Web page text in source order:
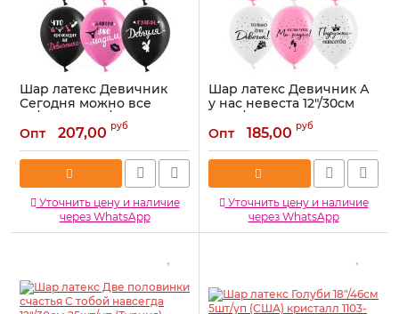
Шар латекс Девичник
Сегодня можно все
12"/30см 25шт/уп (Китай)
18+ 612920
Артикул: 612920
Опт 207,00 руб
Уточнить цену и наличие
через WhatsApp
Шар латекс Девичник А
у нас невеста 12"/30см
25шт/уп (Китай) 612921
Артикул: 612921
Опт 185,00 руб
Уточнить цену и наличие
через WhatsApp